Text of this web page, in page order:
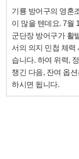
기룡 방어구의 영혼
이 많을 텐데요. 7월
군단장 방어구가 활
서의 의지 민첩 체력
습니다. 하여 위력,
챙긴 다음, 잔여 옵
하시면 됩니다.